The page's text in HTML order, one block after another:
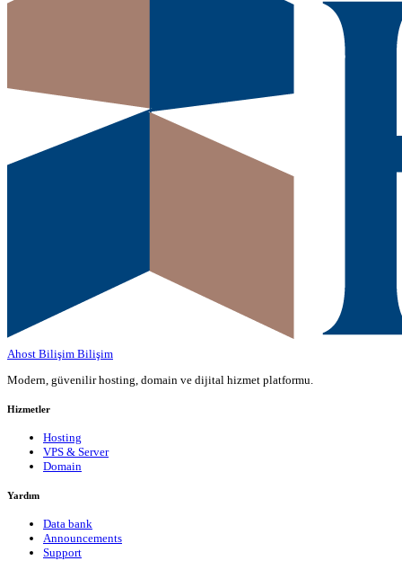
Ahost Bilişim Bilişim
Modern, güvenilir hosting, domain ve dijital hizmet platformu.
Hizmetler
Hosting
VPS & Server
Domain
Yardım
Data bank
Announcements
Support